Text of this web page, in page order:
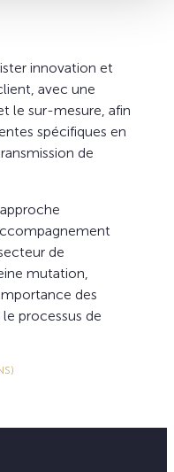
innovation et
avec une
le sur-mesure, afin
spécifiques en
de
de
mutation,
des
processus de